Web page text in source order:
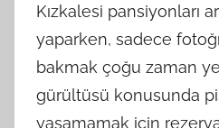
Kızkalesi pansiyonları
yaparken, sadece
bakmak çoğu zaman
gürültüsü konusunda
yaşamamak için